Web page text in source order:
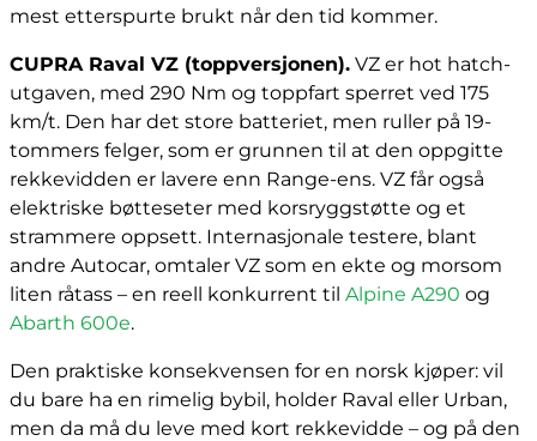
mest etterspurte brukt når den tid kommer.
CUPRA Raval VZ (toppversjonen). VZ er hot hatch-
utgaven, med 290 Nm og toppfart sperret ved 175
km/t. Den har det store batteriet, men ruller på 19-
tommers felger, som er grunnen til at den oppgitte
rekkevidden er lavere enn Range-ens. VZ får også
elektriske bøtteseter med korsryggstøtte og et
strammere oppsett. Internasjonale testere, blant
andre Autocar, omtaler VZ som en ekte og morsom
liten råtass – en reell konkurrent til Alpine A290 og
Abarth 600e.
Den praktiske konsekvensen for en norsk kjøper: vil
du bare ha en rimelig bybil, holder Raval eller Urban,
men da må du leve med kort rekkevidde – og på den